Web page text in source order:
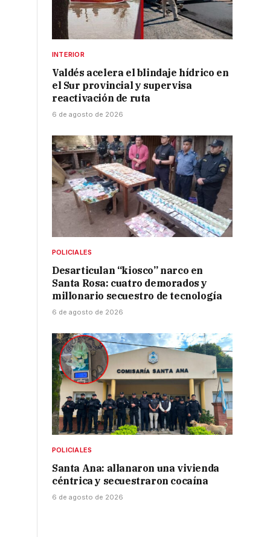
INTERIOR
Valdés acelera el blindaje hídrico en
el Sur provincial y supervisa
reactivación de ruta
6 de agosto de 2026
POLICIALES
Desarticulan “kiosco” narco en
Santa Rosa: cuatro demorados y
millonario secuestro de tecnología
6 de agosto de 2026
POLICIALES
Santa Ana: allanaron una vivienda
céntrica y secuestraron cocaína
6 de agosto de 2026